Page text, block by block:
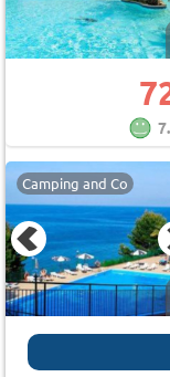
Camping and Co